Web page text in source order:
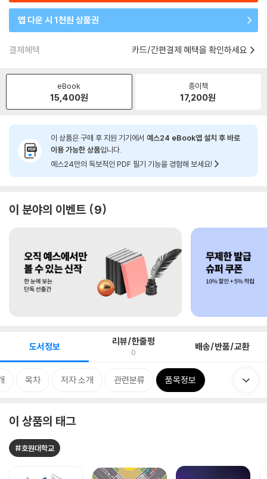
앱 다운 시 1천원 상품권
결제혜택 카드/간편결제 혜택을 확인하세요
eBook
15,400원
종이책
17,200원
이 상품은 구매 후 지원 기기에서 예스24 eBook앱 설치 후 바로
이용 가능한 상품입니다.
예스24만의 독보적인 PDF 필기 기능을 경험해 보세요!
이 분야의 이벤트 9
도서정보 리뷰/한줄평
0 배송/반품/교환
목차 저자 소개 관련분류 품목정보
이 상품의 태그
#호원대학교